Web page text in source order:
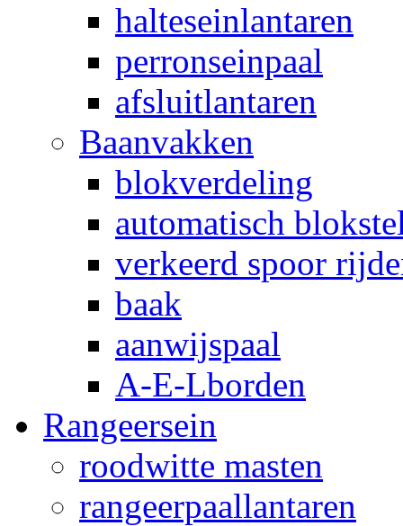
halteseinlantaren
perronseinpaal
afsluitlantaren
Baanvakken
blokverdeling
automatisch
verkeerd spoor
baak
aanwijspaal
A-E-Lborden
Rangeersein
roodwitte masten
rangeerpaallantaren